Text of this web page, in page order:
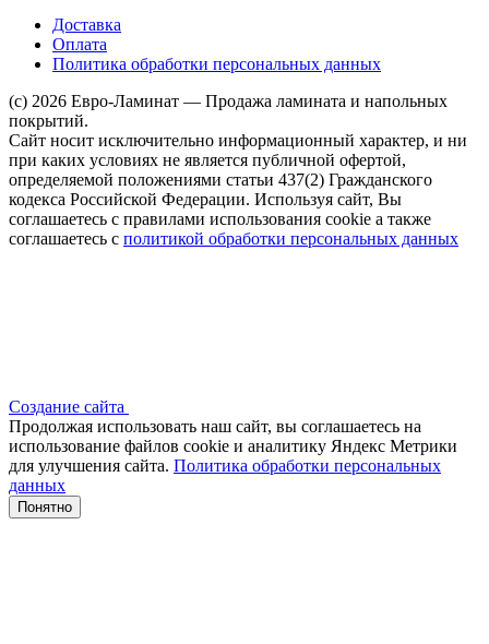
Доставка
Оплата
Политика обработки персональных данных
(c) 2026 Евро-Ламинат — Продажа ламината и напольных
покрытий.
Сайт носит исключительно информационный характер, и ни
при каких условиях не является публичной офертой,
определяемой положениями статьи 437(2) Гражданского
кодекса Российской Федерации. Используя сайт, Вы
соглашаетесь с правилами использования cookie а также
соглашаетесь с политикой обработки персональных данных
Создание сайта
Продолжая использовать наш сайт, вы соглашаетесь на
использование файлов сооkіе и аналитику Яндекс Метрики
для улучшения сайта. Политика обработки персональных
данных
Понятно